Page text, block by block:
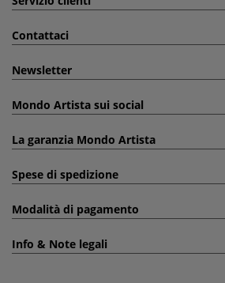
Contattaci
Newsletter
Mondo Artista sui social
La garanzia Mondo Artista
Spese di spedizione
Modalità di pagamento
Info & Note legali